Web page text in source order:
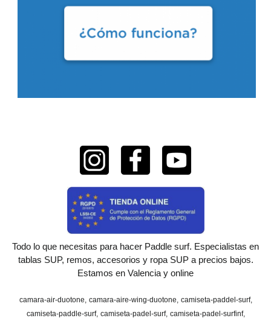
Todo lo que necesitas para hacer Paddle surf. Especialistas en
tablas SUP, remos, accesorios y ropa SUP a precios bajos.
Estamos en Valencia y online
camara-air-duotone camara-aire-wing-duotone camiseta-paddel-surf
camiseta-paddle-surf camiseta-padel-surf camiseta-padel-surfinf